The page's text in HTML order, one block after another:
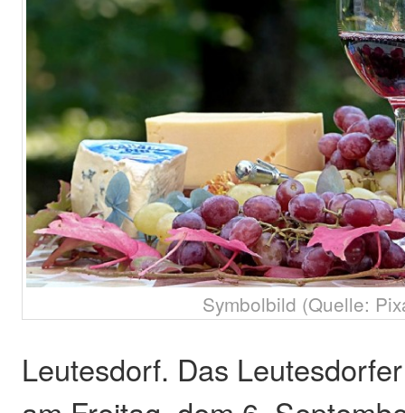
Symbolbild (Quelle:
Leutesdorf. Das